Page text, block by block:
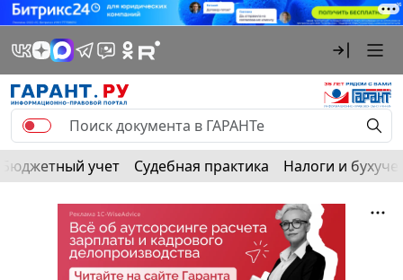
Бюджетный учет Судебная практика Налоги и